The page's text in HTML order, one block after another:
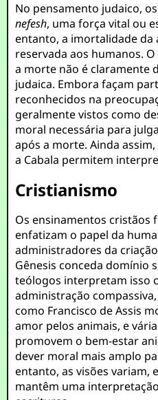
No pensamento judaico,
nefesh, uma força vital ou
entanto, a imortalidade da
reservada aos humanos.
a morte não é claramente
judaica. Embora façam
reconhecidos na
geralmente vistos como
moral necessária para
após a morte. Ainda
a Cabala permitem
Cristianismo
Os ensinamentos cristãos
enfatizam o papel da
administradores da
Gênesis conceda domínio
teólogos interpretam isso
administração
como Francisco de Assis
amor pelos animais, e
promovem o bem-estar
dever moral mais amplo
entanto, as visões variam,
mantêm uma